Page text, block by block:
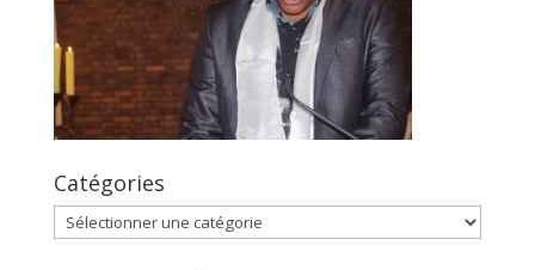
Catégories
Catégories